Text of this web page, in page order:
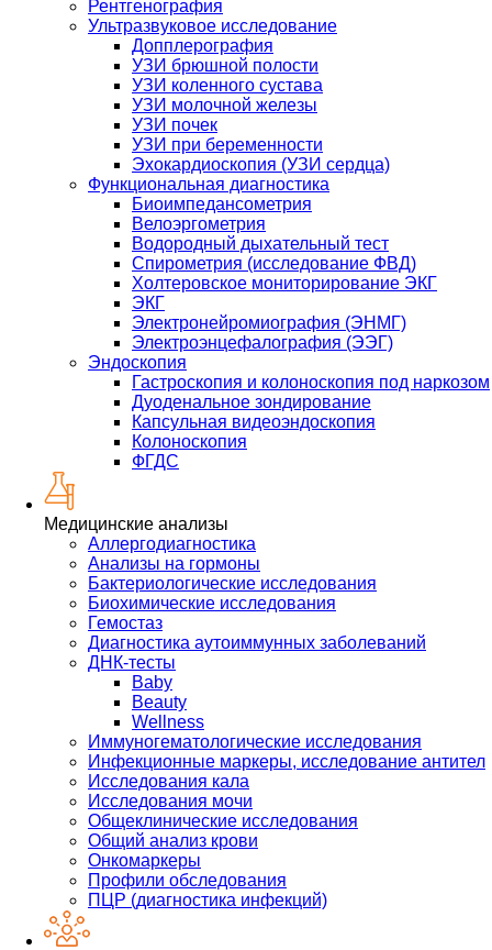
Рентгенография
Ультразвуковое исследование
Допплерография
УЗИ брюшной полости
УЗИ коленного сустава
УЗИ молочной железы
УЗИ почек
УЗИ при беременности
Эхокардиоскопия (УЗИ сердца)
Функциональная диагностика
Биоимпедансометрия
Велоэргометрия
Водородный дыхательный тест
Спирометрия (исследование ФВД)
Холтеровское мониторирование ЭКГ
ЭКГ
Электронейромиография (ЭНМГ)
Электроэнцефалография (ЭЭГ)
Эндоскопия
Гастроскопия и колоноскопия под наркозом
Дуоденальное зондирование
Капсульная видеоэндоскопия
Колоноскопия
ФГДС
Медицинские анализы
Аллергодиагностика
Анализы на гормоны
Бактериологические исследования
Биохимические исследования
Гемостаз
Диагностика аутоиммунных заболеваний
ДНК-тесты
Baby
Beauty
Wellness
Иммуногематологические исследования
Инфекционные маркеры, исследование антител
Исследования кала
Исследования мочи
Общеклинические исследования
Общий анализ крови
Онкомаркеры
Профили обследования
ПЦР (диагностика инфекций)